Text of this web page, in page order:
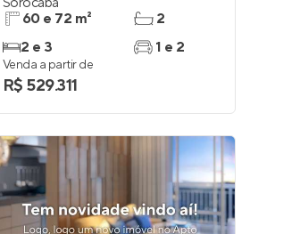
60 e 72 m²
2 e 3
2
1 e 2
Venda a partir de
R$ 529.311